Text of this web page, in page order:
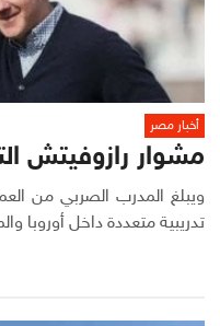
أخبار مصر
مشوار رازوفيتش
تدريبية متعددة داخل أوروبا